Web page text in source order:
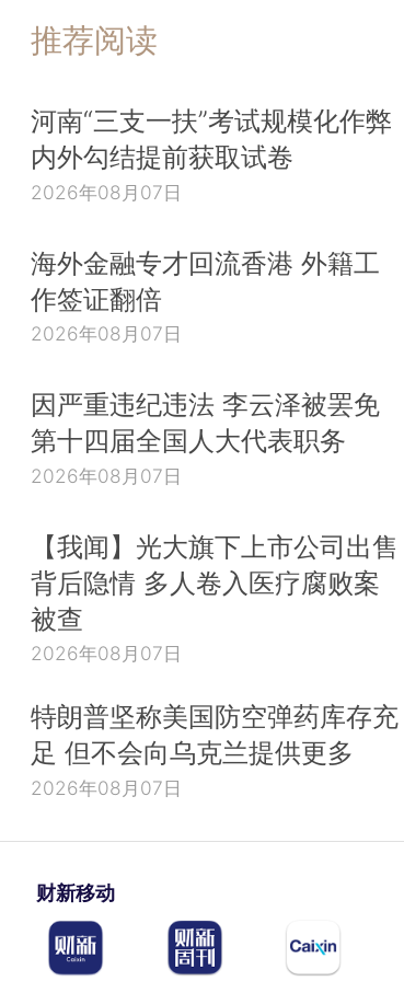
推荐阅读
河南“三支一扶”考试规模化作弊
内外勾结提前获取试卷
2026年08月07日
海外金融专才回流香港 外籍工
作签证翻倍
2026年08月07日
因严重违纪违法 李云泽被罢免
第十四届全国人大代表职务
2026年08月07日
【我闻】光大旗下上市公司出售
背后隐情 多人卷入医疗腐败案
被查
2026年08月07日
特朗普坚称美国防空弹药库存充
足 但不会向乌克兰提供更多
2026年08月07日
财新移动